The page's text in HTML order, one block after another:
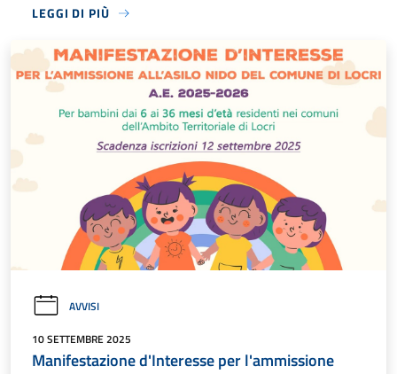
LEGGI DI PIÙ
AVVISI
10 SETTEMBRE 2025
Manifestazione d'Interesse per l'ammissione